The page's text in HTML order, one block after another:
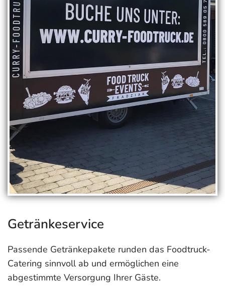
Getränkeservice
Passende Getränkepakete runden das Foodtruck-
Catering sinnvoll ab und ermöglichen eine
abgestimmte Versorgung Ihrer Gäste.